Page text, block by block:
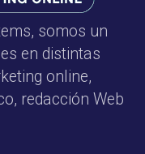
somos un
en distintas
online,
redacción Web